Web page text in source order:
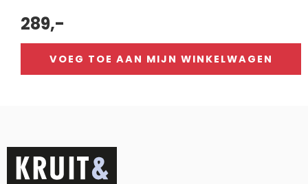
289,-
VOEG TOE AAN MIJN WINKELWAGEN